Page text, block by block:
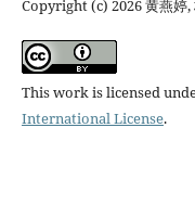
Copyright (c) 2026 黄燕婷,
This work is licensed
International License.